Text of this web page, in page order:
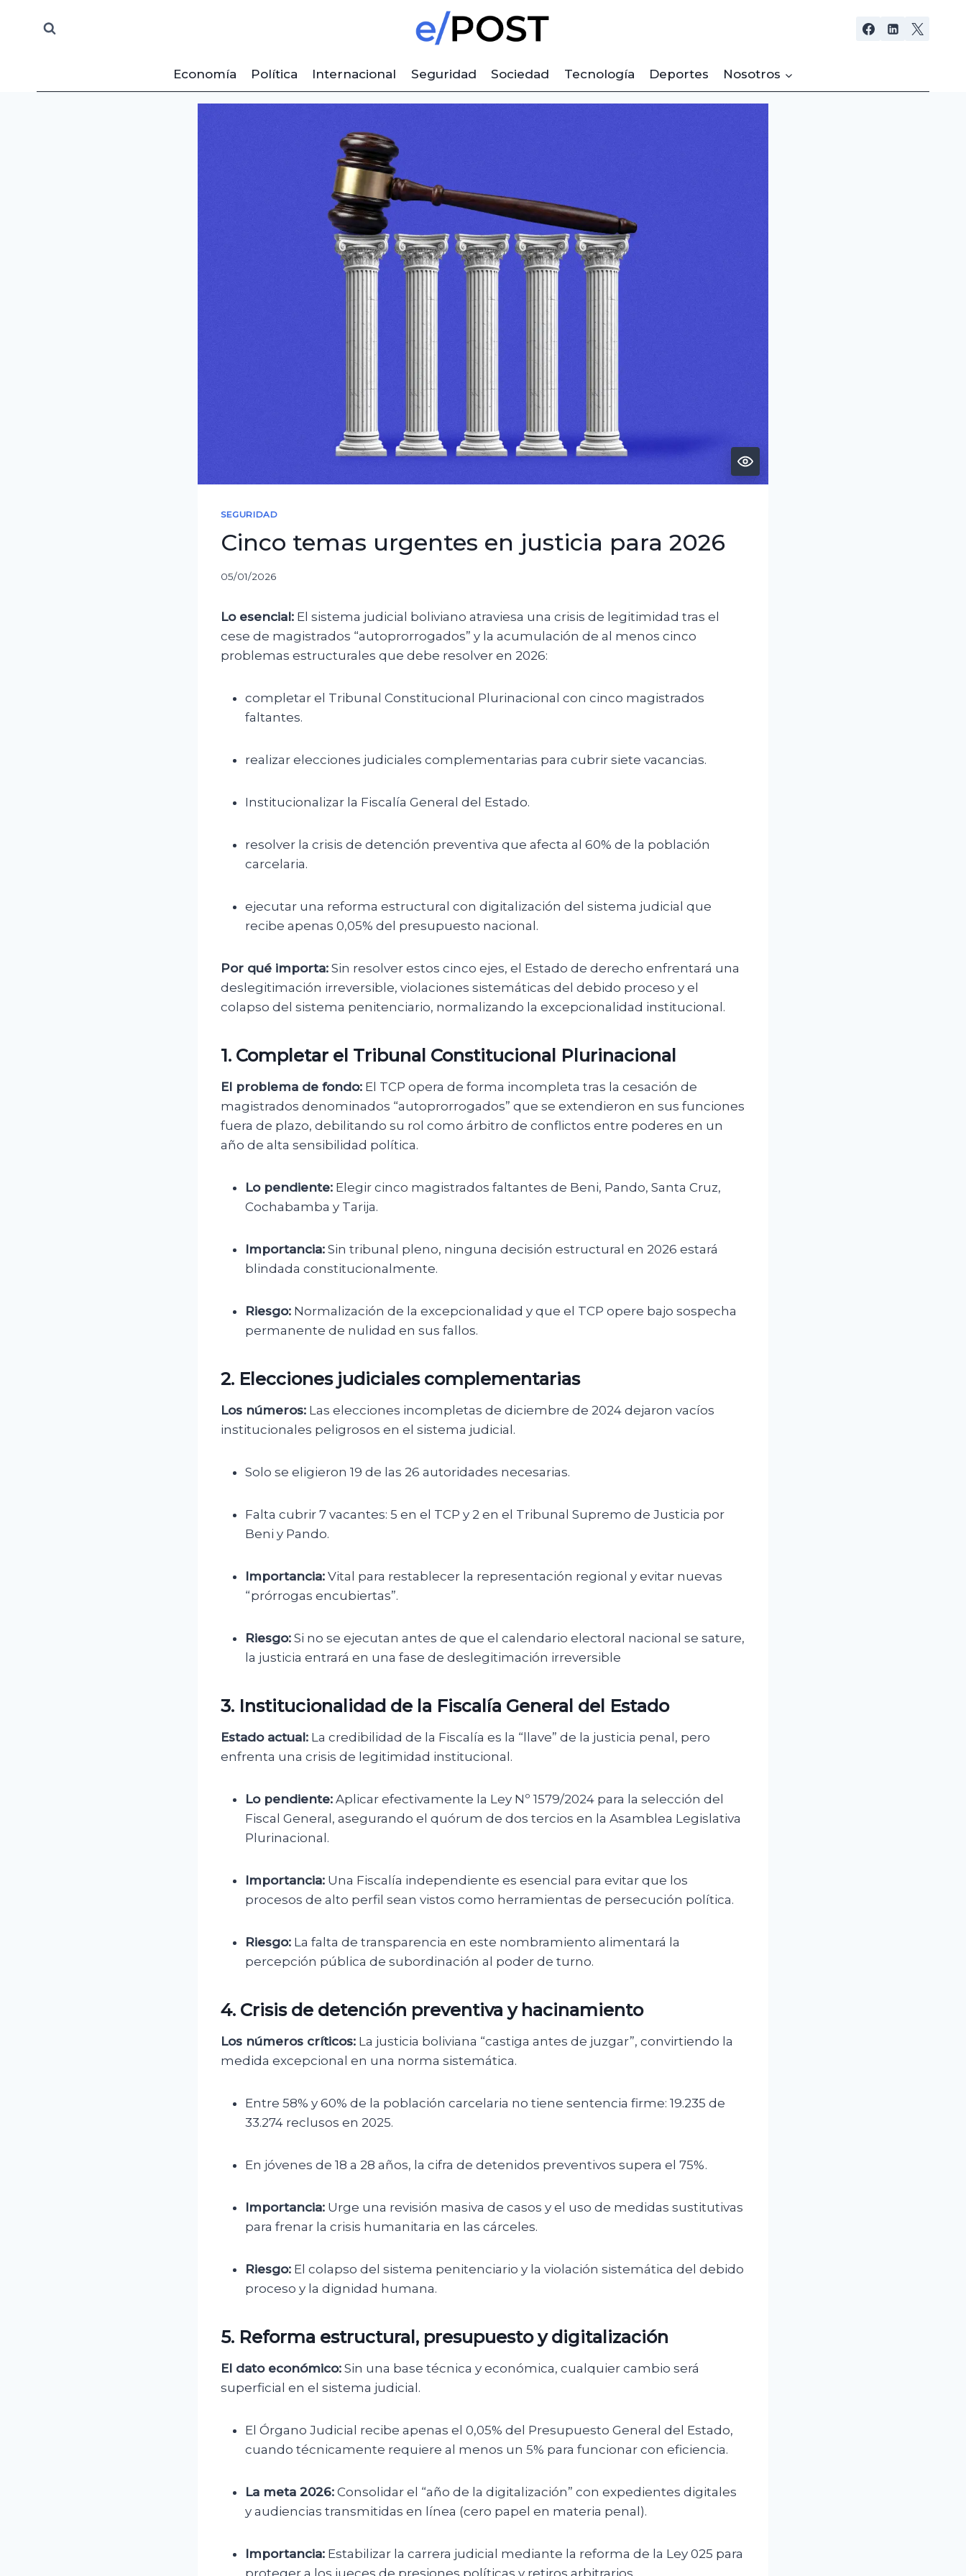
Economía
Política Internacional Seguridad Sociedad Tecnología Deportes Nosotros
SEGURIDAD
Cinco temas urgentes en justicia para 2026
05/01/2026
Lo esencial: El sistema judicial boliviano atraviesa una crisis de legitimidad tras el
cese de magistrados “autoprorrogados” y la acumulación de al menos cinco
problemas estructurales que debe resolver en 2026:
completar el Tribunal Constitucional Plurinacional con cinco magistrados
faltantes.
realizar elecciones judiciales complementarias para cubrir siete vacancias.
Institucionalizar la Fiscalía General del Estado.
resolver la crisis de detención preventiva que afecta al 60% de la población
carcelaria.
ejecutar una reforma estructural con digitalización del sistema judicial que
recibe apenas 0,05% del presupuesto nacional.
Por qué importa: Sin resolver estos cinco ejes, el Estado de derecho enfrentará una
deslegitimación irreversible, violaciones sistemáticas del debido proceso y el
colapso del sistema penitenciario, normalizando la excepcionalidad institucional.
1. Completar el Tribunal Constitucional Plurinacional
El problema de fondo: El TCP opera de forma incompleta tras la cesación de
magistrados denominados “autoprorrogados” que se extendieron en sus funciones
fuera de plazo, debilitando su rol como árbitro de conflictos entre poderes en un
año de alta sensibilidad política.
Lo pendiente: Elegir cinco magistrados faltantes de Beni, Pando, Santa Cruz,
Cochabamba y Tarija.
Importancia: Sin tribunal pleno, ninguna decisión estructural en 2026 estará
blindada constitucionalmente.
Riesgo: Normalización de la excepcionalidad y que el TCP opere bajo sospecha
permanente de nulidad en sus fallos.
2. Elecciones judiciales complementarias
Los números: Las elecciones incompletas de diciembre de 2024 dejaron vacíos
institucionales peligrosos en el sistema judicial.
Solo se eligieron 19 de las 26 autoridades necesarias.
Falta cubrir 7 vacantes: 5 en el TCP y 2 en el Tribunal Supremo de Justicia por
Beni y Pando.
Importancia: Vital para restablecer la representación regional y evitar nuevas
“prórrogas encubiertas”.
Riesgo: Si no se ejecutan antes de que el calendario electoral nacional se sature,
la justicia entrará en una fase de deslegitimación irreversible
3. Institucionalidad de la Fiscalía General del Estado
Estado actual: La credibilidad de la Fiscalía es la “llave” de la justicia penal, pero
enfrenta una crisis de legitimidad institucional.
Lo pendiente: Aplicar efectivamente la Ley Nº 1579/2024 para la selección del
Fiscal General, asegurando el quórum de dos tercios en la Asamblea Legislativa
Plurinacional.
Importancia: Una Fiscalía independiente es esencial para evitar que los
procesos de alto perfil sean vistos como herramientas de persecución política.
Riesgo: La falta de transparencia en este nombramiento alimentará la
percepción pública de subordinación al poder de turno.
4. Crisis de detención preventiva y hacinamiento
Los números críticos: La justicia boliviana “castiga antes de juzgar”, convirtiendo la
medida excepcional en una norma sistemática.
Entre 58% y 60% de la población carcelaria no tiene sentencia firme: 19.235 de
33.274 reclusos en 2025.
En jóvenes de 18 a 28 años, la cifra de detenidos preventivos supera el 75%.
Importancia: Urge una revisión masiva de casos y el uso de medidas sustitutivas
para frenar la crisis humanitaria en las cárceles.
Riesgo: El colapso del sistema penitenciario y la violación sistemática del debido
proceso y la dignidad humana.
5. Reforma estructural, presupuesto y digitalización
El dato económico: Sin una base técnica y económica, cualquier cambio será
superficial en el sistema judicial.
El Órgano Judicial recibe apenas el 0,05% del Presupuesto General del Estado,
cuando técnicamente requiere al menos un 5% para funcionar con eficiencia.
La meta 2026: Consolidar el “año de la digitalización” con expedientes digitales
y audiencias transmitidas en línea (cero papel en materia penal).
Importancia: Estabilizar la carrera judicial mediante la reforma de la Ley 025 para